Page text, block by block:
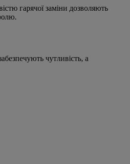
гарячої заміни дозволяють
чутливість, а